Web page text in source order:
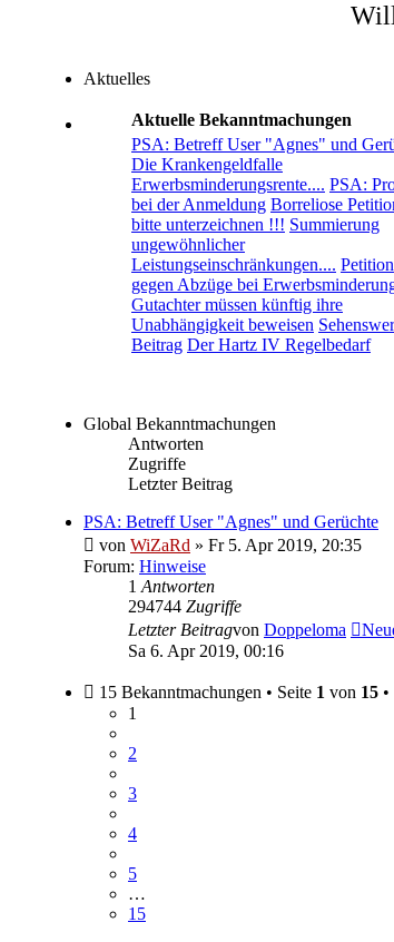
Aktuelles
Aktuelle Bekanntmachungen
PSA: Betreff User "Agnes" und
Die Krankengeldfalle
Erwerbsminderungsrente.... PSA:
bei der Anmeldung Borreliose
bitte unterzeichnen !!! Summierung
ungewöhnlicher
Leistungseinschränkungen.... Petition
gegen Abzüge bei
Gutachter müssen künftig ihre
Unabhängigkeit beweisen
Beitrag Der Hartz IV Regelbedarf
Global Bekanntmachungen
Antworten
Zugriffe
Letzter Beitrag
PSA: Betreff User "Agnes" und Gerüchte
von WiZaRd » Fr 5. Apr 2019, 20:35
Forum: Hinweise
1 Antworten
294744 Zugriffe
Letzter Beitragvon Doppeloma
Sa 6. Apr 2019, 00:16
15 Bekanntmachungen • Seite 1 von 15 •
1
2
3
4
5
…
15